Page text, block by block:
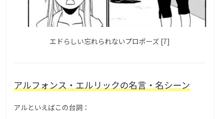
エドらしい忘れられないプロポーズ [7]
アルフォンス・エルリックの名言・名シーン
アルといえばこの台詞：